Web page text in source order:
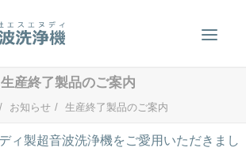
み
生産終了製品のご案内
お知らせ 生産終了製品のご案内
ィ製超音波洗浄機をご愛用いただきまし